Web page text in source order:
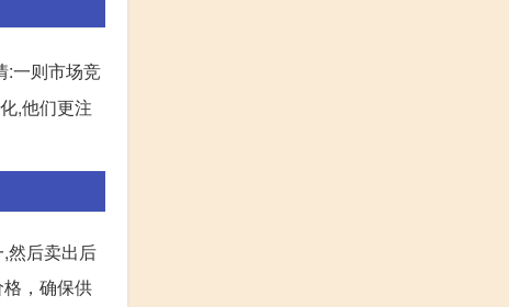
:一则市场竞
,他们更注
然后卖出后
，确保供